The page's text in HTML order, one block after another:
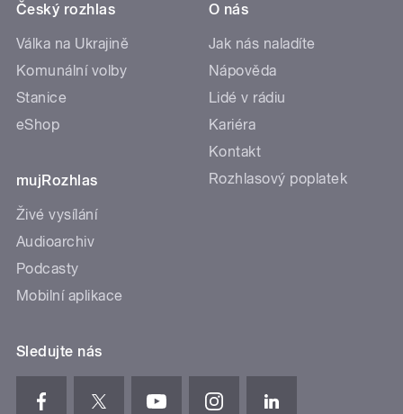
Český rozhlas
Válka na Ukrajině
Komunální volby
Stanice
eShop
mujRozhlas
Živé vysílání
Audioarchiv
Podcasty
Mobilní aplikace
O nás
Jak nás naladíte
Nápověda
Lidé v rádiu
Kariéra
Kontakt
Rozhlasový poplatek
Sledujte nás